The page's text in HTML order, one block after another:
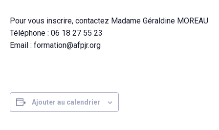
Pour vous inscrire, contactez Madame Géraldine MOREAU
Téléphone : 06 18 27 55 23
Email : formation@afpjr.org
Ajouter au calendrier